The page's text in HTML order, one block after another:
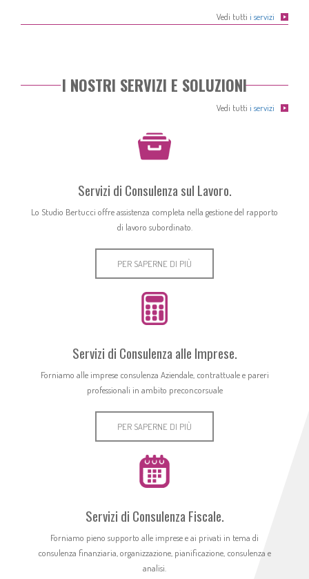
Vedi tutti i servizi
I NOSTRI SERVIZI E SOLUZIONI
Vedi tutti i servizi
Servizi di Consulenza sul Lavoro.
Lo Studio Bertucci offre assistenza completa nella gestione del rapporto
di lavoro subordinato.
PER SAPERNE DI PIÙ
Servizi di Consulenza alle Imprese.
Forniamo alle imprese consulenza Aziendale, contrattuale e pareri
professionali in ambito preconcorsuale
PER SAPERNE DI PIÙ
Servizi di Consulenza Fiscale.
Forniamo pieno supporto alle imprese e ai privati in tema di
consulenza finanziaria, organizzazione, pianificazione, consulenza e
analisi.